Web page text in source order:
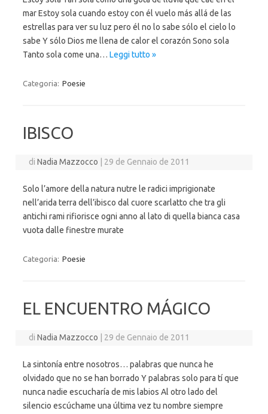
mar Estoy sola cuando estoy con él vuelo más allá de las
estrellas para ver su luz pero él no lo sabe sólo el cielo lo
sabe Y sólo Dios me llena de calor el corazón Sono sola
Tanto sola come una… Leggi tutto »
Categoria: Poesie
IBISCO
diNadia Mazzocco 29 de Gennaio de 2011
Solo l’amore della natura nutre le radici imprigionate
nell’arida terra dell’ibisco dal cuore scarlatto che tra gli
antichi rami rifiorisce ogni anno al lato di quella bianca casa
vuota dalle finestre murate
Categoria: Poesie
EL ENCUENTRO MÁGICO
diNadia Mazzocco 29 de Gennaio de 2011
La sintonía entre nosotros… palabras que nunca he
olvidado que no se han borrado Y palabras solo para tí que
nunca nadie escucharía de mis labios Al otro lado del
silencio escúchame una última vez tu nombre siempre